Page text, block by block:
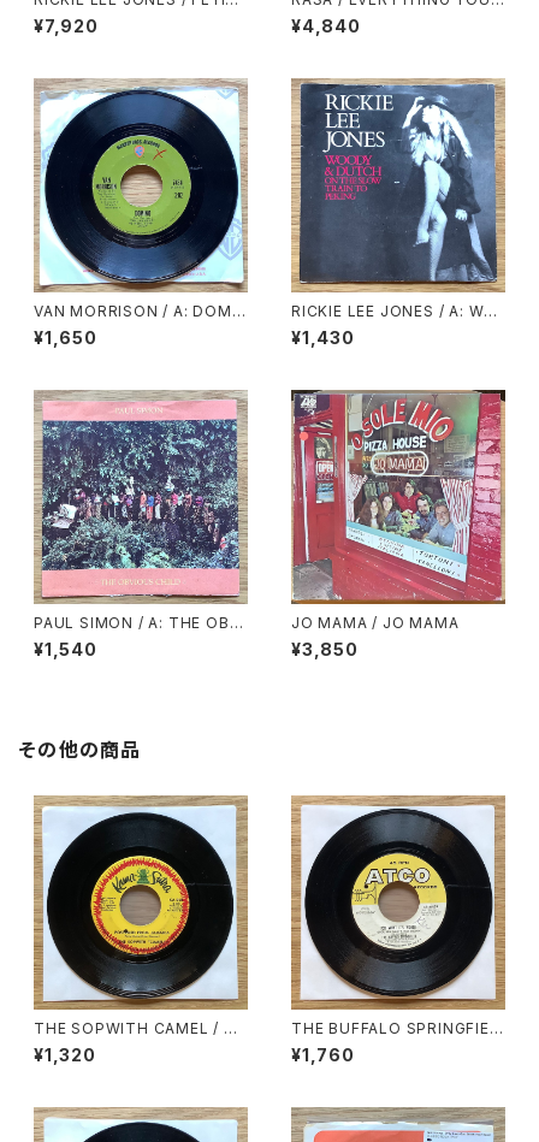
G COWBOYS
¥7,920
SEE IS ME
¥4,840
VAN MORRISON / A: DOMI
NO / B: SWEET JANNIE
¥1,650
RICKIE LEE JONES / A: WO
ODY & DUTCH ON THE SL
OW TRAIN TO PEKING / B:
¥1,430
PAUL SIMON / A: THE OBVI
OUS CHILD / B: THE RHYT
HM OF THE SAINTS
¥1,540
JO MAMA / JO MAMA
¥3,850
その他の商品
THE SOPWITH CAMEL / A:
POSTCARD FROM JAMAIC
A / B: LITTLE ORPHAN ANN
¥1,320
THE BUFFALO SPRINGFIEL
D / A: FOR WHAT IT’S WOR
TH / B: DO I HAVE TO COM
¥1,760